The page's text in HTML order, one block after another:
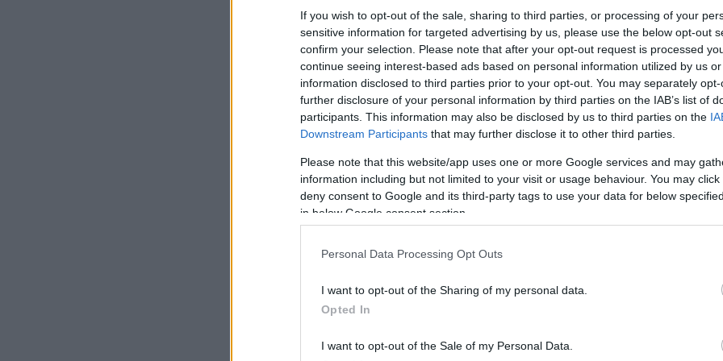
If you wish to opt-out of the sale, sharing to third parties, or processing of your
sensitive information for targeted advertising by us, please use the below opt-out
confirm your selection. Please note that after your opt-out request is processed
continue seeing interest-based ads based on personal information utilized by us
information disclosed to third parties prior to your opt-out. You may separately
further disclosure of your personal information by third parties on the IAB’s list of
participants. This information may also be disclosed by us to third parties on the
Downstream Participants that may further disclose it to other third parties.
Please note that this website/app uses one or more Google services and may
information including but not limited to your visit or usage behaviour. You may
deny consent to Google and its third-party tags to use your data for below
in below Google consent section.
Personal Data Processing Opt Outs
I want to opt-out of the Sharing of my personal data.
Opted In
I want to opt-out of the Sale of my Personal Data.
Εξειδικευμένοκλιμάκιο πυροτεχνουργών του
εντοπισμού. Οι στρατιωτικοί, σε συνεργασία
προστασίας και απέκλεισαν την πρόσβαση στο